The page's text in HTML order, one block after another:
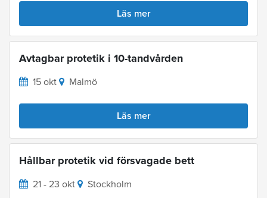
Läs mer
Avtagbar protetik i 10-tandvården
15 okt Malmö
Läs mer
Hållbar protetik vid försvagade bett
21 - 23 okt Stockholm